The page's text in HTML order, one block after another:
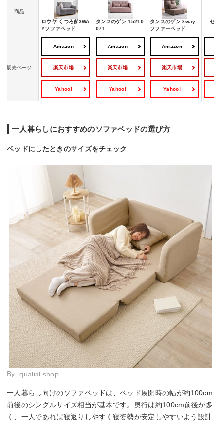
商品
ロウヤ くつろぎ3WA
Yソファベッド
タンスのゲン 15210
071
タンスのゲン 3way
ソファーベッド
セ
販売ページ
Amazon
楽天市場
Yahoo!
Amazon
楽天市場
Yahoo!
Amazon
楽天市場
Yahoo!
一人暮らしにおすすめのソファベッドの選び方
ベッドにしたときのサイズをチェック
By:qualial.shop
一人暮らし向けのソファベッドは、ベッド展開時の幅が約100cm
前後のシングルサイズ相当が基本です。奥行は約100cm前後が多
く、一人であれば寝返りしやすく寝姿勢が安定しやすいよう設計